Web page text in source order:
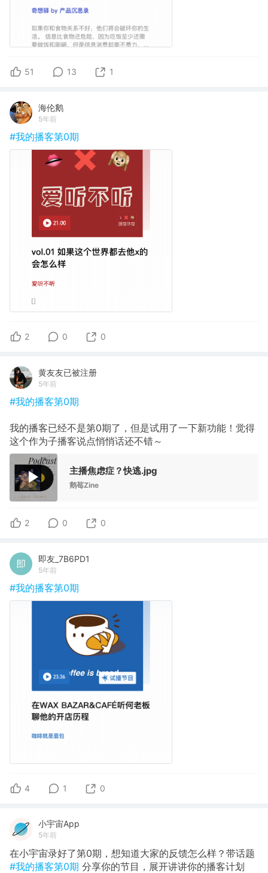
51 13 1
海伦鹅
5年前
#我的播客第0期
2 0 0
黄友友已被注册
5年前
#我的播客第0期
我的播客已经不是第0期了，但是试用了一下新功能！觉得
这个作为子播客说点悄悄话还不错～
主播焦虑症？快逃.jpg
鹅莓Zine
2 0 0
即友_7B6PD1
5年前
#我的播客第0期
4 1 0
小宇宙App
5年前
在小宇宙录好了第0期，想知道大家的反馈怎么样？带话题
#我的播客第0期 分享你的节目，展开讲讲你的播客计划